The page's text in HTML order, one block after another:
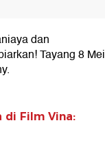
dan
Tayang 8 Mei
di Film Vina: